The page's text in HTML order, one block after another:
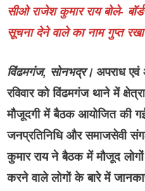
सीओ राजेश कुमार राय बोले-
सूचना देने वाले का नाम गुप्त रखा
विंढमगंज, सोनभद्र। अपराध एवं
रविवार को विंढमगंज थाने में
मौजूदगी में बैठक आयोजित की
जनप्रतिनिधि और समाजसेवी
कुमार राय ने बैठक में मौजूद
करने वाले लोगों के बारे में